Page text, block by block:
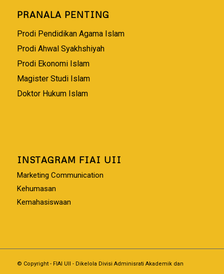
PRANALA PENTING
Prodi Pendidikan Agama Islam
Prodi Ahwal Syakhshiyah
Prodi Ekonomi Islam
Magister Studi Islam
Doktor Hukum Islam
INSTAGRAM FIAI UII
Marketing Communication
Kehumasan
Kemahasiswaan
© Copyright - FIAI UII - Dikelola Divisi Adminisrati Akademik dan